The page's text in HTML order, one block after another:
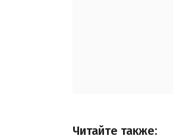
Читайте также: